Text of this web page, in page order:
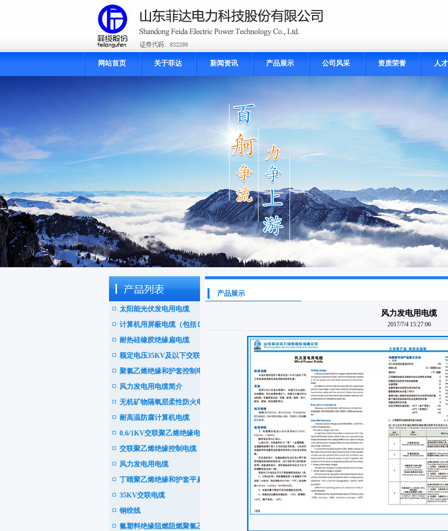
网站首页 关于菲达 新闻资讯 产品展示 公司风采 资质荣誉 人
太阳能光伏发电用电缆
计算机用屏蔽电缆（包括ＤＣ
Ｓ电缆）
耐热硅橡胶绝缘扁电缆
额定电压35KV及以下交联聚
乙绝缘阻燃电力电缆
聚氯乙烯绝缘和护套控制电缆
风力发电用电缆简介
无机矿物隔氧层柔性防火电缆
耐高温防腐计算机电缆
0.6/1KV交联聚乙烯绝缘电力
电缆
交联聚乙烯绝缘控制电缆
风力发电用电缆
丁睛聚乙烯绝缘和护套平扁型
软电缆
35KV交联电缆
钢绞线
氟塑料绝缘阻燃阻燃聚氯乙烯
产品展示
风力发电用电缆
2017/7/4 15:27:06